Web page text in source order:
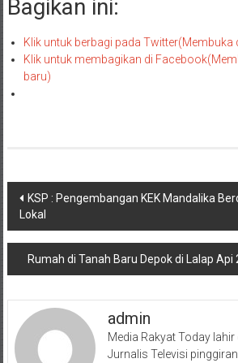
Bagikan ini:
Klik untuk berbagi pada Twitter(Membuka
Klik untuk membagikan di
baru)
Navigasi
pos
KSP : Pengembangan KEK Mandalika
Lokal
Rumah di Tanah Baru Depok di Lalap Api
admin
Media Rakyat Today
Jurnalis Televisi